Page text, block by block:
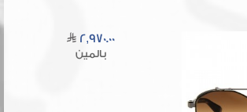
2,970.00
بالمين